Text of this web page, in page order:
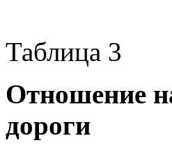
Таблица 3
Отношение
дороги